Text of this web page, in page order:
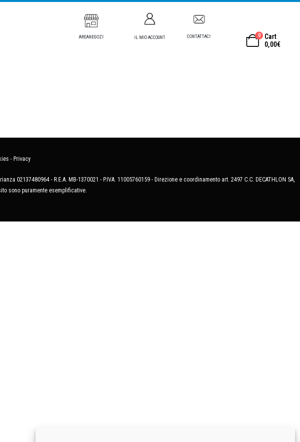
AREANEGOZI IL MIO ACCOUNT CONTATTACI 0
Cart
0,00€
- Privacy
02137480964 - R.E.A. MB-1370021 - P.IVA. 11005760159 - Direzione e coordinamento art. 2497 C.C. DECATHLON SA,
sono puramente esemplificative.